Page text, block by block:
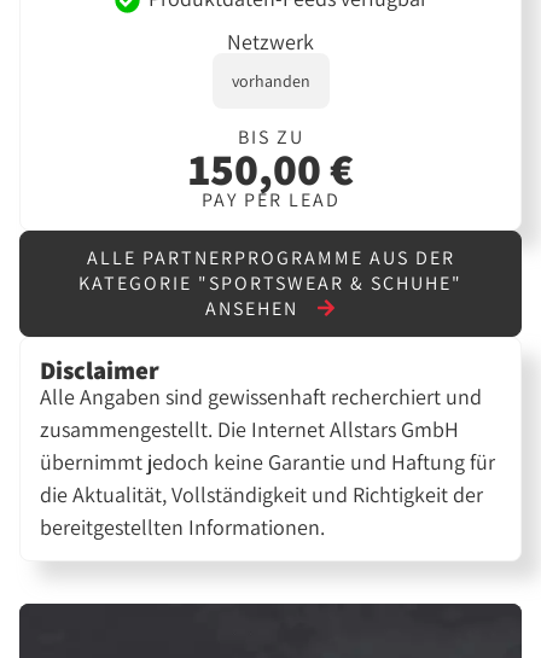
Netzwerk
vorhanden
BIS ZU
150,00 €
PAY PER LEAD
ALLE PARTNERPROGRAMME AUS DER
KATEGORIE "SPORTSWEAR & SCHUHE"
ANSEHEN
Disclaimer
Alle Angaben sind gewissenhaft recherchiert und
zusammengestellt. Die Internet Allstars GmbH
übernimmt jedoch keine Garantie und Haftung für
die Aktualität, Vollständigkeit und Richtigkeit der
bereitgestellten Informationen.